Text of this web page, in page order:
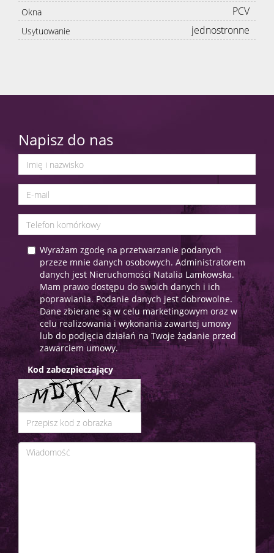
Okna PCV
Usytuowanie jednostronne
Napisz do nas
Wyrażam zgodę na przetwarzanie podanych
przeze mnie danych osobowych. Administratorem
danych jest Nieruchomości Natalia Lamkowska.
Mam prawo dostępu do swoich danych i ich
poprawiania. Podanie danych jest dobrowolne.
Dane zbierane są w celu marketingowym oraz w
celu realizowania i wykonania zawartej umowy
lub do podjęcia działań na Twoje żądanie przed
zawarciem umowy.
Kod zabezpieczający